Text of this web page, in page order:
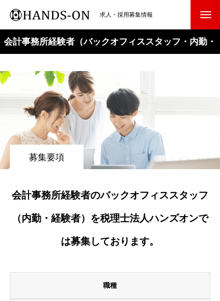
求人・採用募集情報
会計事務所経験者（バックオフィススタッフ・内勤・
募集要項
会計事務所経験者のバックオフィススタッフ
（内勤・経験者）を税理士法人ハンズオンで
は募集しております。
職種